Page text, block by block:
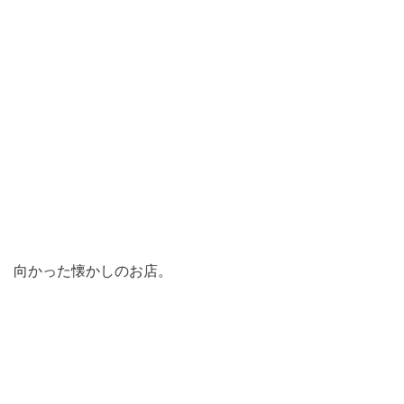
向かった懐かしのお店。